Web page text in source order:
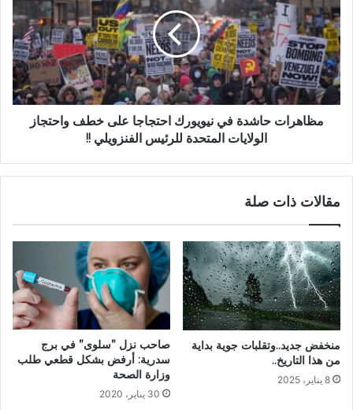
مظاهرات حاشدة في نيويورك احتجاجا على خطف واحتجاز
الولايات المتحدة للرئيس الفنزويلي !!
مقالات ذات صلة
منخفض جديد..وتقلبات جوية بداية
من هذا التاريخ..
8 يناير، 2025
صاحب نزل ”سلوى” في برج
سدرية: أرفض بشكل قطعي طلب
وزارة الصحة
30 يناير، 2020